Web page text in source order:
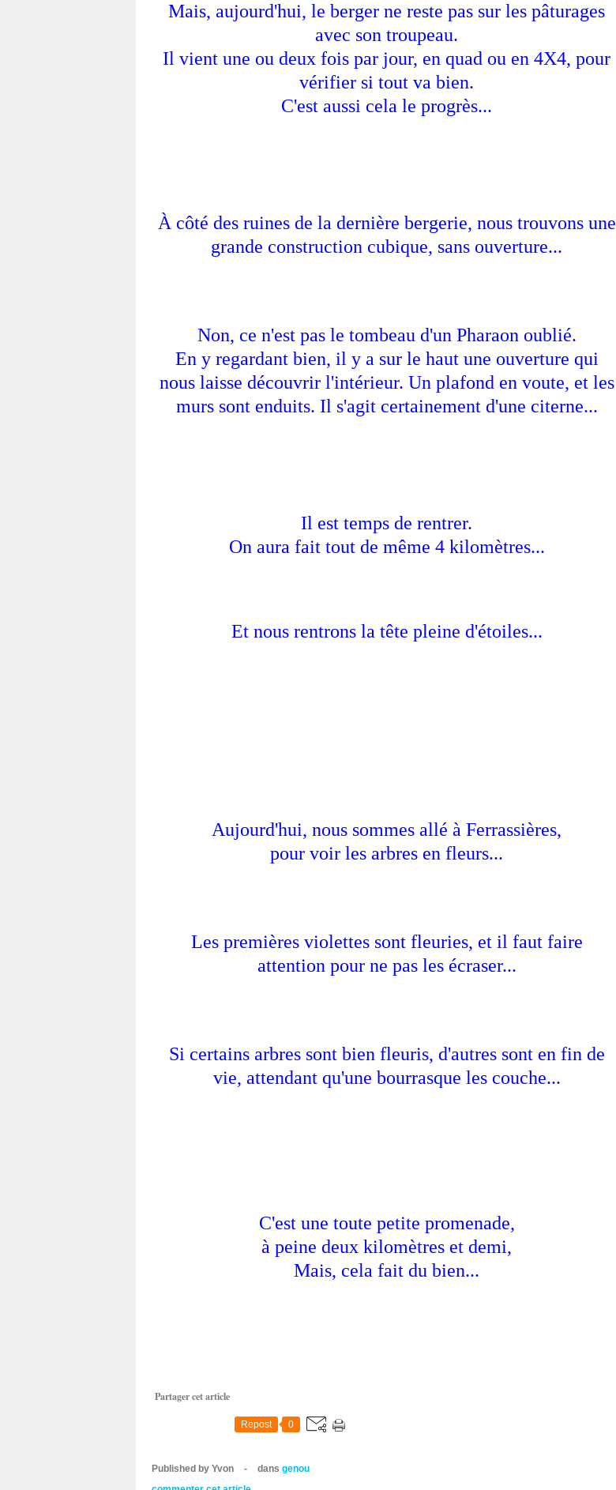
Mais, aujourd'hui, le berger ne reste pas sur les pâturages
avec son troupeau.
Il vient une ou deux fois par jour, en quad ou en 4X4, pour
vérifier si tout va bien.
C'est aussi cela le progrès...
À côté des ruines de la dernière bergerie, nous trouvons une
grande construction cubique, sans ouverture...
Non, ce n'est pas le tombeau d'un Pharaon oublié.
En y regardant bien, il y a sur le haut une ouverture qui
nous laisse découvrir l'intérieur. Un plafond en voute, et les
murs sont enduits. Il s'agit certainement d'une citerne...
Il est temps de rentrer.
On aura fait tout de même 4 kilomètres...
Et nous rentrons la tête pleine d'étoiles...
Aujourd'hui, nous sommes allé à Ferrassières,
pour voir les arbres en fleurs...
Les premières violettes sont fleuries, et il faut faire
attention pour ne pas les écraser...
Si certains arbres sont bien fleuris, d'autres sont en fin de
vie, attendant qu'une bourrasque les couche...
C'est une toute petite promenade,
à peine deux kilomètres et demi,
Mais, cela fait du bien...
Partager cet article
Repost 0
Published by Yvon - dans genou